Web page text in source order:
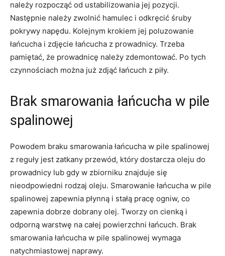
należy rozpocząć od ustabilizowania jej pozycji.
Następnie należy zwolnić hamulec i odkręcić śruby
pokrywy napędu. Kolejnym krokiem jej poluzowanie
łańcucha i zdjęcie łańcucha z prowadnicy. Trzeba
pamiętać, że prowadnicę należy zdemontować. Po tych
czynnościach można już zdjąć łańcuch z piły.
Brak smarowania łańcucha w pile
spalinowej
Powodem braku smarowania łańcucha w pile spalinowej
z reguły jest zatkany przewód, który dostarcza oleju do
prowadnicy lub gdy w zbiorniku znajduje się
nieodpowiedni rodzaj oleju. Smarowanie łańcucha w pile
spalinowej zapewnia płynną i stałą pracę ogniw, co
zapewnia dobrze dobrany olej. Tworzy on cienką i
odporną warstwę na całej powierzchni łańcuch. Brak
smarowania łańcucha w pile spalinowej wymaga
natychmiastowej naprawy.